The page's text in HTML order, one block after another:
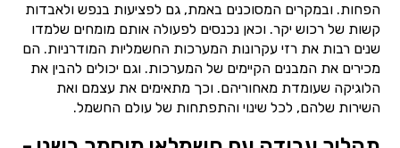
הפחות. ובמקרים המסוכנים באמת, גם לפציעות בנפש ולאבדות
קשות של רכוש יקר. וכאן נכנסים לפעולה אותם מומחים שלמדו
שנים רבות את רזי עקרונות המערכות החשמליות המודרניות. הם
מכירים את המבנים הקיימים של המערכות. וגם יכולים להבין את
הלוגיקה שעומדת מאחוריהם. וכך מתאימים את עצמם ואת
השירות שלהם, לכל שינוי והתפתחות של עולם החשמל.